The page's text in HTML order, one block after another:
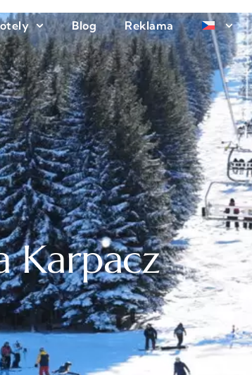
Blog Reklama
Karpacz